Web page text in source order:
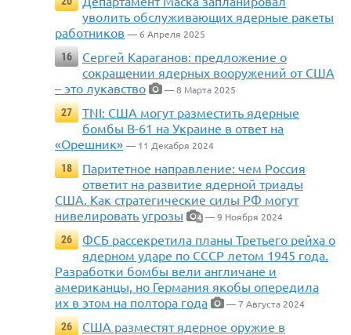
уволить обслуживающих ядерные ракеты
работников — 6 Апреля 2025
16
Сергей Караганов: предложение о
сокращении ядерных вооружений от США
– это лукавство
— 8 Марта 2025
27
TNI: США могут разместить ядерные
бомбы B-61 на Украине в ответ на
«Орешник» — 11 Декабря 2024
18
Паритетное направление: чем Россия
ответит на развитие ядерной триады
США. Как стратегические силы РФ могут
нивелировать угрозы
4 — 9 Ноября 2024
26
ФСБ рассекретила планы Третьего рейха о
ядерном ударе по СССР летом 1945 года.
Разработки бомбы вели англичане и
американцы, но Германия якобы опередила
их в этом на полтора года
— 7 Августа 2024
26
США разместят ядерное оружие в